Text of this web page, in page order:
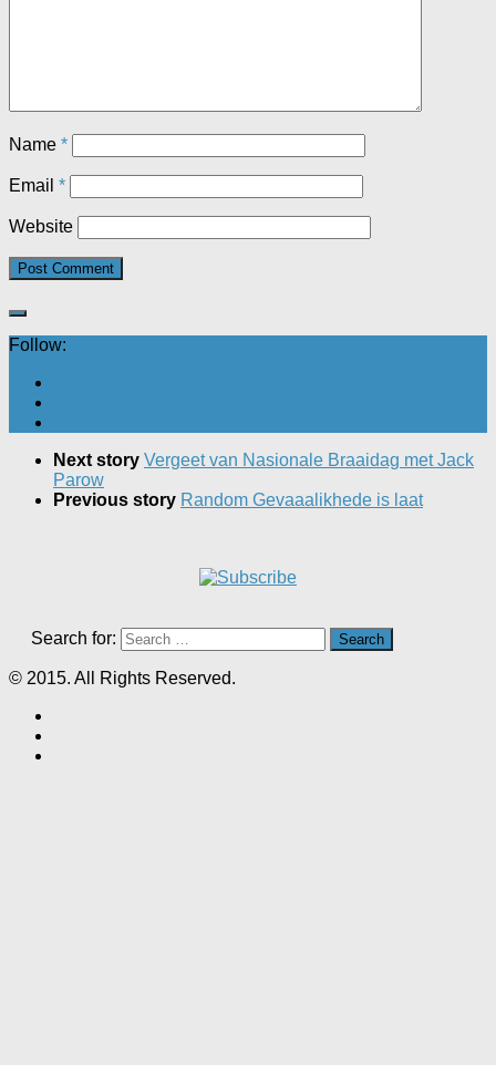
Name *
Email *
Website
Follow:
Next story Vergeet van Nasionale Braaidag met Jack
Parow
Previous story Random Gevaaalikhede is laat
Search for:
© 2015. All Rights Reserved.